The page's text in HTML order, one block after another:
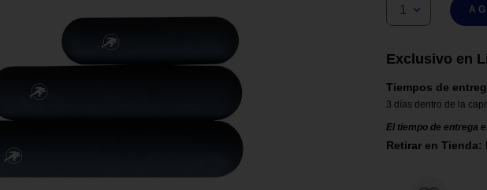
1
Exclusivo en
Tiempos de
3 días dentro de la
El tiempo de entrega
Retirar en Tienda: